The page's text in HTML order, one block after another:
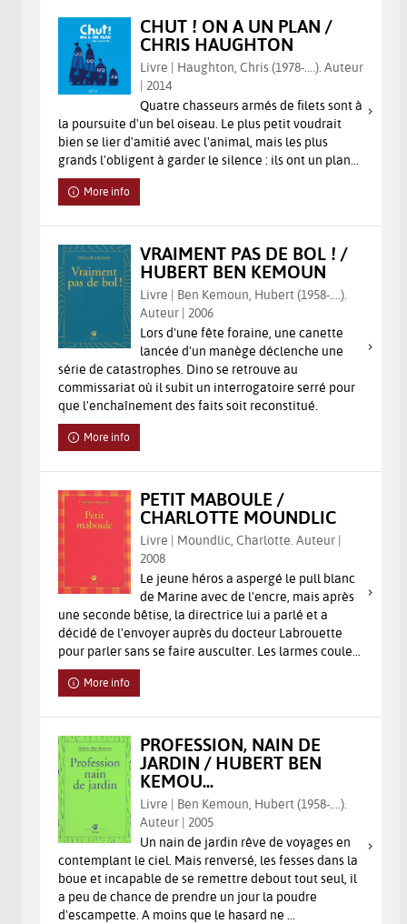
CHUT ! ON A UN PLAN /
CHRIS HAUGHTON
Livre | Haughton, Chris (1978-....). Auteur
| 2014
Quatre chasseurs armés de filets sont à
la poursuite d'un bel oiseau. Le plus petit voudrait
bien se lier d'amitié avec l'animal, mais les plus
grands l'obligent à garder le silence : ils ont un plan...
More info
VRAIMENT PAS DE BOL ! /
HUBERT BEN KEMOUN
Livre | Ben Kemoun, Hubert (1958-....).
Auteur | 2006
Lors d'une fête foraine, une canette
lancée d'un manège déclenche une
série de catastrophes. Dino se retrouve au
commissariat où il subit un interrogatoire serré pour
que l'enchaînement des faits soit reconstitué.
More info
PETIT MABOULE /
CHARLOTTE MOUNDLIC
Livre | Moundlic, Charlotte. Auteur |
2008
Le jeune héros a aspergé le pull blanc
de Marine avec de l'encre, mais après
une seconde bêtise, la directrice lui a parlé et a
décidé de l'envoyer auprès du docteur Labrouette
pour parler sans se faire ausculter. Les larmes coule...
More info
PROFESSION, NAIN DE
JARDIN / HUBERT BEN
KEMOU...
Livre | Ben Kemoun, Hubert (1958-....).
Auteur | 2005
Un nain de jardin rêve de voyages en
contemplant le ciel. Mais renversé, les fesses dans la
boue et incapable de se remettre debout tout seul, il
a peu de chance de prendre un jour la poudre
d'escampette. A moins que le hasard ne ...